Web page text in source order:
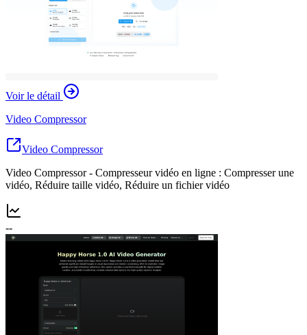
Voir le détail
Video Compressor
Video Compressor
Video Compressor - Compresseur vidéo en ligne : Compresser une
vidéo, Réduire taille vidéo, Réduire un fichier vidéo
--